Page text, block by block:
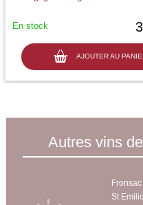
AJOUTER AU
En stock
Autres vins
Fronsac
St